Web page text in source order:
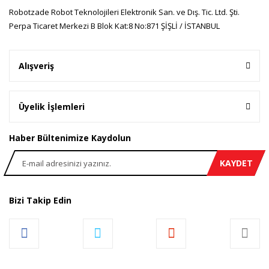
Robotzade Robot Teknolojileri Elektronik San. ve Dış. Tic. Ltd. Şti.
Perpa Ticaret Merkezi B Blok Kat:8 No:871 ŞİŞLİ / İSTANBUL
Alışveriş
Üyelik İşlemleri
Haber Bültenimize Kaydolun
KAYDET
Bizi Takip Edin